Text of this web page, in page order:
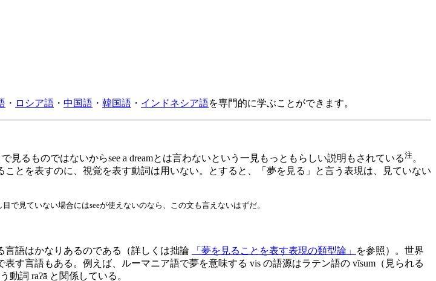
・ ロシア語 ・ 中国語 ・ 韓国語 ・ インドネシア語を専門的に学ぶことができます。
るものではないからsee a dreamとは言わないという一見もっともらしい説明もされている注 。
とを表すのに、視覚を表す動詞は用いない。とすると、「夢を見る」と言う表現は、見ていない
見ていない場合にはseeが使えないのなら、この文も言えないはずだ。
語はかなりあるのである（詳しくは拙論 「夢を見ることを表す表現の類型論」
を参照）。世界
す言語もある。例えば、ルーマニア語で夢を意味する vis の語源はラテン語の vīsum（見られる
詞 raʔā と関係している。